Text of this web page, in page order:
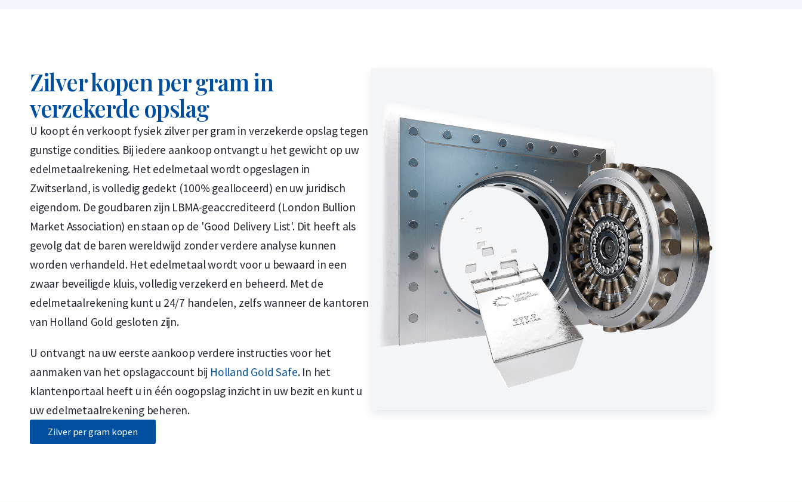
Zilver kopen per gram in
verzekerde opslag
U koopt én verkoopt fysiek zilver per gram in verzekerde opslag tegen
gunstige condities. Bij iedere aankoop ontvangt u het gewicht op uw
edelmetaalrekening. Het edelmetaal wordt opgeslagen in
Zwitserland, is volledig gedekt (100% gealloceerd) en uw juridisch
eigendom. De goudbaren zijn LBMA-geaccrediteerd (London Bullion
Market Association) en staan op de 'Good Delivery List'. Dit heeft als
gevolg dat de baren wereldwijd zonder verdere analyse kunnen
worden verhandeld. Het edelmetaal wordt voor u bewaard in een
zwaar beveiligde kluis, volledig verzekerd en beheerd. Met de
edelmetaalrekening kunt u 24/7 handelen, zelfs wanneer de kantoren
van Holland Gold gesloten zijn.
U ontvangt na uw eerste aankoop verdere instructies voor het
aanmaken van het opslagaccount bij Holland Gold Safe. In het
klantenportaal heeft u in één oogopslag inzicht in uw bezit en kunt u
uw edelmetaalrekening beheren.
Zilver per gram kopen